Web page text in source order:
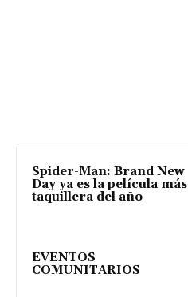
Spider-Man: Brand New
Day ya es la película más
taquillera del año
EVENTOS
COMUNITARIOS